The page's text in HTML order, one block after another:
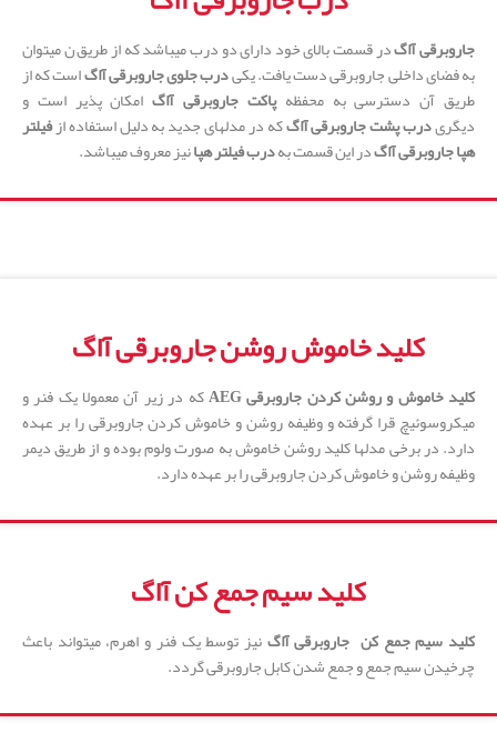
جاروبرقی آاگدر قسمت بالای خود دارای دو درب میباشد که از طریق ن میتوان
به فضای داخلی جاروبرقی دست یافت. یکیدرب جلوی جاروبرقی آاگاست که از
طریق آن دسترسی به محفظهپاکت جاروبرقی آاگامکان پذیر است و
دیگریدرب پشت جاروبرقی آاگکه در مدلهای جدید به دلیل استفاده ازفیلتر
هپا جاروبرقی آاگدر این قسمت بهدرب فیلتر هپانیز معروف میباشد.
کلید خاموش روشن جاروبرقی آاگ
کلید خاموش و روشن کردن جاروبرقی AEG
که در زیر آن معمولا یک فنر و
میکروسوئیچ قرا گرفته و وظیفه روشن و خاموش کردن جاروبرقی را بر عهده
دارد. در برخی مدلها کلید روشن خاموش به صورت ولوم بوده و از طریق دیمر
وظیفه روشن و خاموش کردن جاروبرقی را بر عهده دارد.
کلید سیم جمع کن آاگ
کلید سیم جمع کن جاروبرقی آاگنیز توسط یک فنر و اهرم، میتواند باعث
چرخیدن سیم جمع و جمع شدن کابل جاروبرقی گردد.